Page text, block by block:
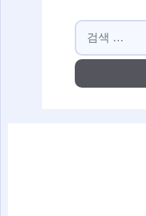
검색: